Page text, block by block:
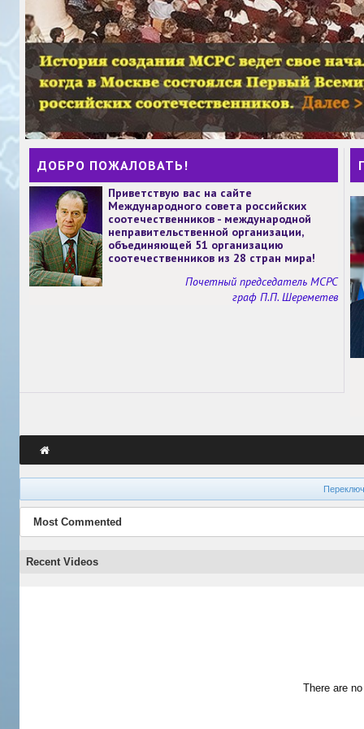
ДОБРО ПОЖАЛОВАТЬ!
Приветствую вас на сайте
Международного совета российских
соотечественников - международной
неправительственной организации,
объединяющей 51 организацию
соотечественников из 28 стран мира!
Почетный председатель МСРС
граф П.П. Шереметев
Most Commented
Recent Videos
There are